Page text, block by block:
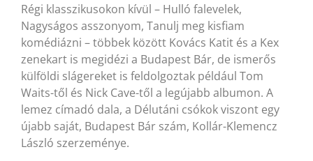
Régi klasszikusokon kívül – Hulló falevelek,
Nagyságos asszonyom, Tanulj meg kisfiam
komédiázni – többek között Kovács Katit és a Kex
zenekart is megidézi a Budapest Bár, de ismerős
külföldi slágereket is feldolgoztak például Tom
Waits-től és Nick Cave-től a legújabb albumon. A
lemez címadó dala, a Délutáni csókok viszont egy
újabb saját, Budapest Bár szám, Kollár-Klemencz
László szerzeménye.